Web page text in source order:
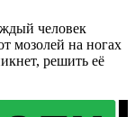
человек
мозолей на ногах
решить её